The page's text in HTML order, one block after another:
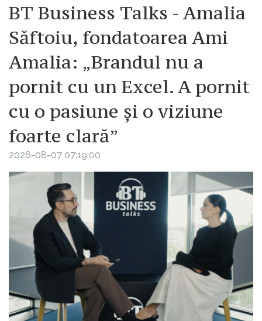
BT Business Talks - Amalia
Săftoiu, fondatoarea Ami
Amalia: „Brandul nu a
pornit cu un Excel. A pornit
cu o pasiune și o viziune
foarte clară”
2026-08-07 07:19:00